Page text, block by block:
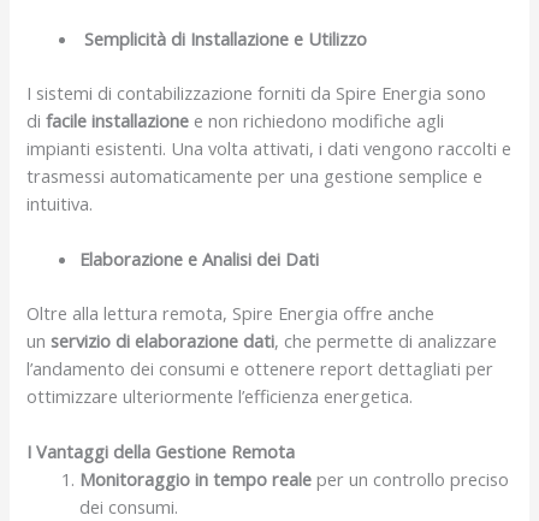
Semplicità di Installazione e Utilizzo
I sistemi di contabilizzazione forniti da Spire Energia sono
difacile installazione e non richiedono modifiche agli
impianti esistenti. Una volta attivati, i dati vengono raccolti e
trasmessi automaticamente per una gestione semplice e
intuitiva.
Elaborazione e Analisi dei Dati
Oltre alla lettura remota, Spire Energia offre anche
unservizio di elaborazione dati, che permette di analizzare
l’andamento dei consumi e ottenere report dettagliati per
ottimizzare ulteriormente l’efficienza energetica.
I Vantaggi della Gestione Remota
Monitoraggio in tempo reale per un controllo preciso
dei consumi.